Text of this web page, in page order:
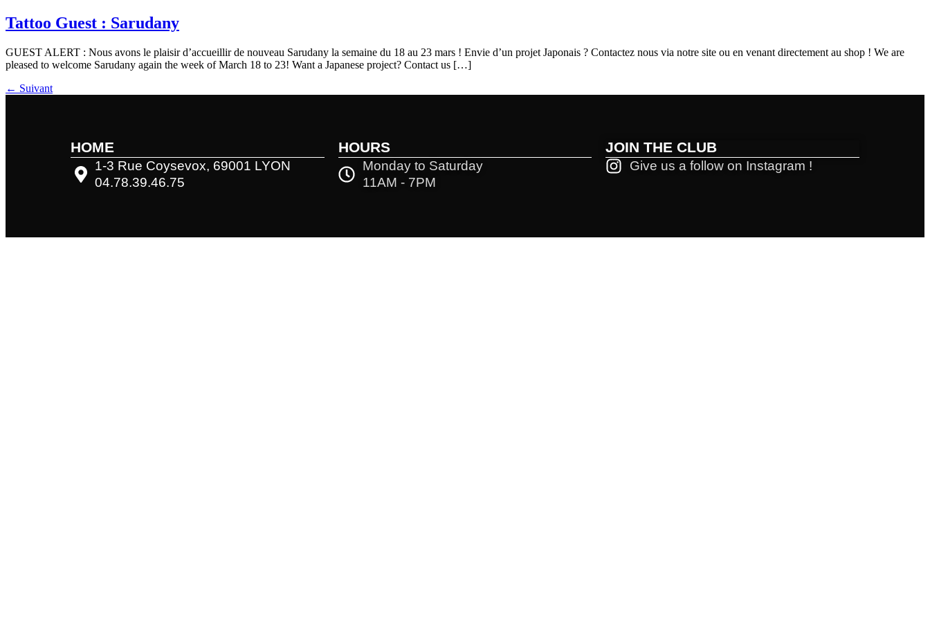
principal
Tattoo Guest : Sarudany
GUEST ALERT : Nous avons le plaisir d’accueillir de nouveau Sarudany la semaine du 18 au 23 mars ! Envie d’un projet Japonais ? Contactez nous via notre site ou en venant directement au shop ! We are
pleased to welcome Sarudany again the week of March 18 to 23! Want a Japanese project? Contact us […]
← Suivant
HOME
1-3 Rue Coysevox, 69001 LYON
04.78.39.46.75
HOURS
Monday to Saturday
11AM - 7PM
JOIN THE CLUB
Give us a follow on Instagram !